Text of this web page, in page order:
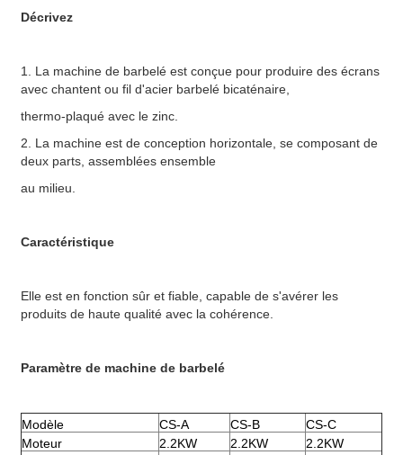
Décrivez
1. La machine de barbelé est conçue pour produire des écrans
avec chantent ou fil d'acier barbelé bicaténaire,
thermo-plaqué avec le zinc.
2. La machine est de conception horizontale, se composant de
deux parts, assemblées ensemble
au milieu.
Caractéristique
Elle est en fonction sûr et fiable, capable de s'avérer les
produits de haute qualité avec la cohérence.
Paramètre de machine de barbelé
Modèle CS-A CS-B
CS-C
Moteur
2.2KW 2.2KW
2.2KW